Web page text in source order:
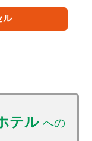
ル
テル